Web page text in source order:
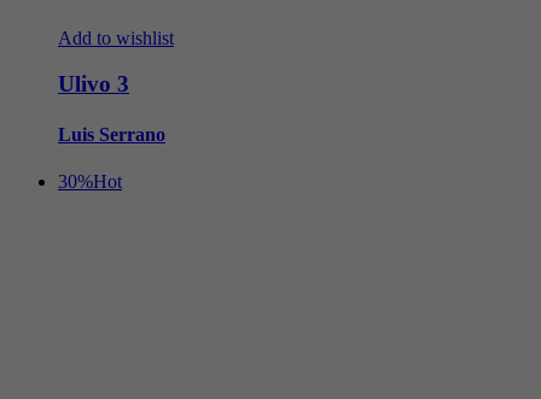
Add to wishlist
Ulivo 3
Luis Serrano
30%Hot